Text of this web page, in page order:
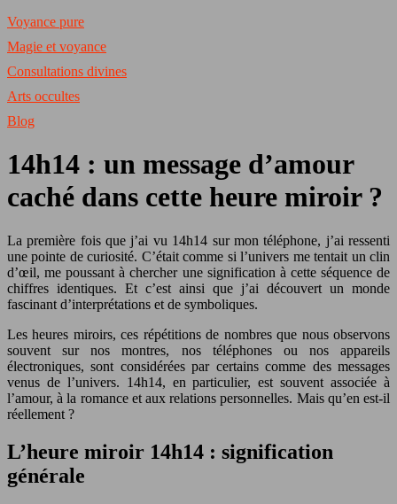
Voyance pure
Magie et voyance
Consultations divines
Arts occultes
Blog
14h14 : un message d’amour
caché dans cette heure miroir ?
La première fois que j’ai vu 14h14 sur mon téléphone, j’ai ressenti
une pointe de curiosité. C’était comme si l’univers me tentait un clin
d’œil, me poussant à chercher une signification à cette séquence de
chiffres identiques. Et c’est ainsi que j’ai découvert un monde
fascinant d’interprétations et de symboliques.
Les heures miroirs, ces répétitions de nombres que nous observons
souvent sur nos montres, nos téléphones ou nos appareils
électroniques, sont considérées par certains comme des messages
venus de l’univers. 14h14, en particulier, est souvent associée à
l’amour, à la romance et aux relations personnelles. Mais qu’en est-il
réellement ?
L’heure miroir 14h14 : signification
générale